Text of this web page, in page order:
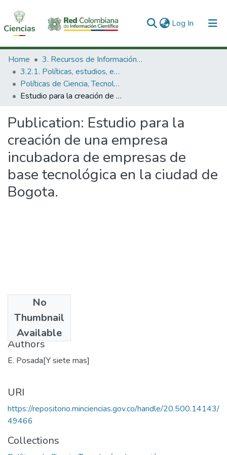
Log In (current)
Communities & Collections
All of DSpace
Statistics
Home
3. Recursos de Información Científica y Tecnológica
3.2.1. Políticas, estudios, evaluaciones e indicadores de CTeI
Políticas de Ciencia, Tecnología e Innovación
Estudio para la creación de una empresa incubadora de empresas de base tecnológica en la ciudad de Bogota.
Publication: Estudio para la
creación de una empresa
incubadora de empresas de
base tecnológica en la ciudad de
Bogota.
No
Thumbnail
Available
1991
Authors
E. Posada[Y siete mas]
URI
https://repositorio.minciencias.gov.co/handle/20.500.14143/
49466
Collections